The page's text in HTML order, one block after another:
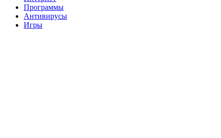
Программы
Антивирусы
Игры